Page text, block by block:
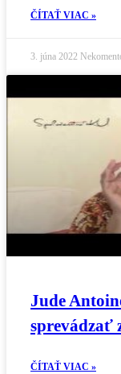
ČÍTAŤ VIAC »
3. júna 2022
Jude
sprevádzať
ČÍTAŤ VIAC »